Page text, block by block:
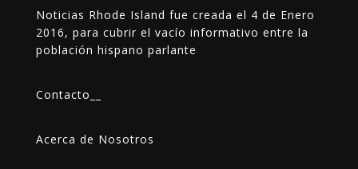
Noticias Rhode Island fue creada el 4 de Enero
2016, para cubrir el vacío informativo entre la
población hispano parlante
Contacto
Acerca de Nosotros